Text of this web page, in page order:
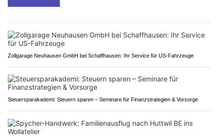
Zollgarage Neuhausen GmbH bei Schaffhausen: Ihr Service für US-Fahrzeuge
Steuersparakademi: Steuern sparen – Seminare für Finanzstrategien & Vorsorge